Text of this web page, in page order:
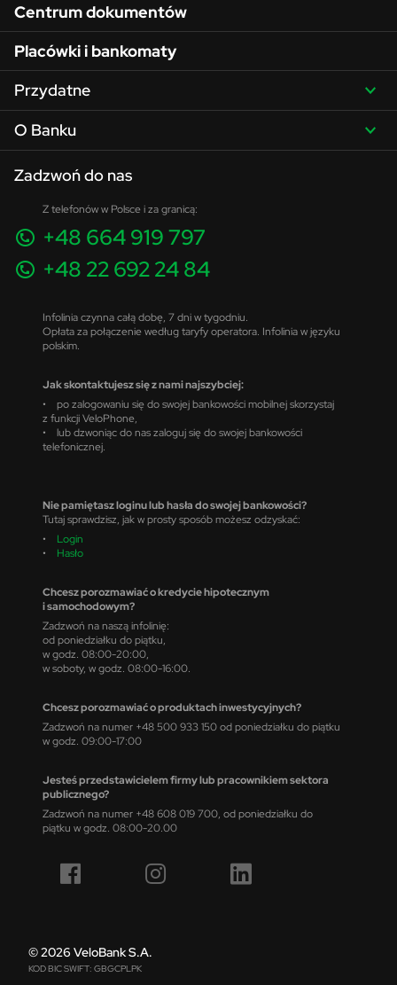
Centrum dokumentów
Placówki i bankomaty
Przydatne
O Banku
Zadzwoń do nas
Z telefonów w Polsce i za granicą:
+48 664 919 797
+48 22 692 24 84
Infolinia czynna całą dobę, 7 dni w tygodniu.
Opłata za połączenie według taryfy operatora. Infolinia w języku
polskim.
Jak skontaktujesz się z nami najszybciej:
• po zalogowaniu się do swojej bankowości mobilnej skorzystaj
z funkcji VeloPhone,
• lub dzwoniąc do nas zaloguj się do swojej bankowości
telefonicznej.
Nie pamiętasz loginu lub hasła do swojej bankowości?
Tutaj sprawdzisz, jak w prosty sposób możesz odzyskać:
• Login
• Hasło
Chcesz porozmawiać o kredycie hipotecznym
i samochodowym?
Zadzwoń na naszą infolinię:
od poniedziałku do piątku,
w godz. 08:00-20:00,
w soboty, w godz. 08:00-16:00.
Chcesz porozmawiać o produktach inwestycyjnych?
Zadzwoń na numer +48 500 933 150 od poniedziałku do piątku
w godz. 09:00-17:00
Jesteś przedstawicielem firmy lub pracownikiem sektora
publicznego?
Zadzwoń na numer +48 608 019 700, od poniedziałku do
piątku w godz. 08:00-20.00
© 2026 VeloBank S.A.
KOD BIC SWIFT: GBGCPLPK